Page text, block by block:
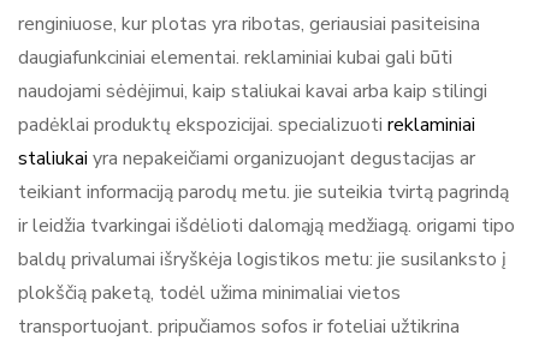
renginiuose, kur plotas yra ribotas, geriausiai pasiteisina
daugiafunkciniai elementai. reklaminiai kubai gali būti
naudojami sėdėjimui, kaip staliukai kavai arba kaip stilingi
padėklai produktų ekspozicijai. specializuoti reklaminiai
staliukai yra nepakeičiami organizuojant degustacijas ar
teikiant informaciją parodų metu. jie suteikia tvirtą pagrindą
ir leidžia tvarkingai išdėlioti dalomąją medžiagą. origami tipo
baldų privalumai išryškėja logistikos metu: jie susilanksto į
plokščią paketą, todėl užima minimaliai vietos
transportuojant. pripučiamos sofos ir foteliai užtikrina